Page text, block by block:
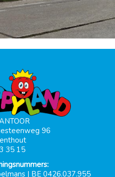
96
35 15
| BE 0426.037.955